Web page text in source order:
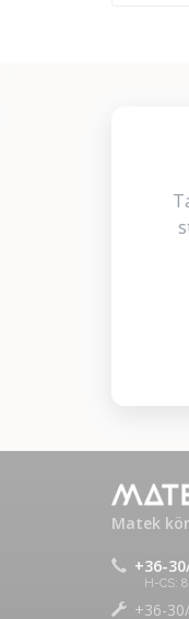
Matek
+36-
H-CS:
+36-